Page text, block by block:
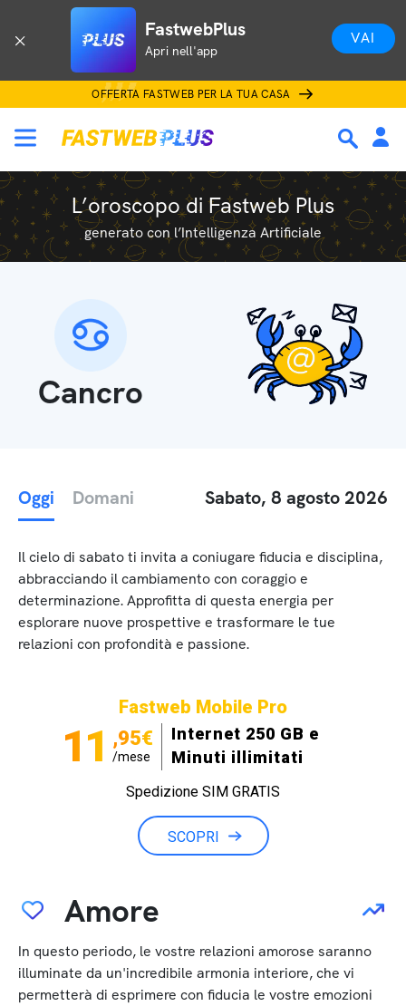
FastwebPlus
Apri nell'app
VAI
OFFERTA FASTWEB PER LA TUA CASA
L’oroscopo di Fastweb Plus
generato con l’Intelligenza Artificiale
Cancro
Oggi Domani Sabato, 8 agosto 2026
Il cielo di sabato ti invita a coniugare fiducia e disciplina,
abbracciando il cambiamento con coraggio e
determinazione. Approfitta di questa energia per
esplorare nuove prospettive e trasformare le tue
relazioni con profondità e passione.
Fastweb Mobile Pro
11 ,95€
/mese
Internet 250 GB e
Minuti illimitati
Spedizione SIM GRATIS
SCOPRI
Amore
In questo periodo, le vostre relazioni amorose saranno
illuminate da un'incredibile armonia interiore, che vi
permetterà di esprimere con fiducia le vostre emozioni